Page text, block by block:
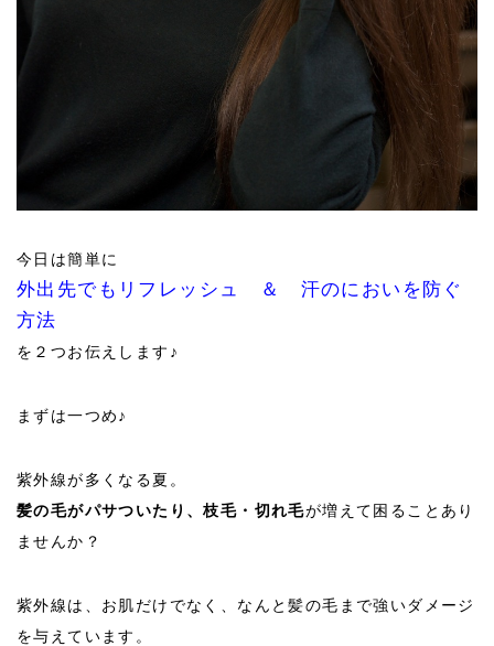
今日は簡単に
外出先でもリフレッシュ ＆ 汗のにおいを防ぐ
方法
を２つお伝えします♪
まずは一つめ♪
紫外線が多くなる夏。
髪の毛がパサついたり、枝毛・切れ毛が増えて困ることあり
ませんか？
紫外線は、お肌だけでなく、なんと髪の毛まで強いダメージ
を与えています。